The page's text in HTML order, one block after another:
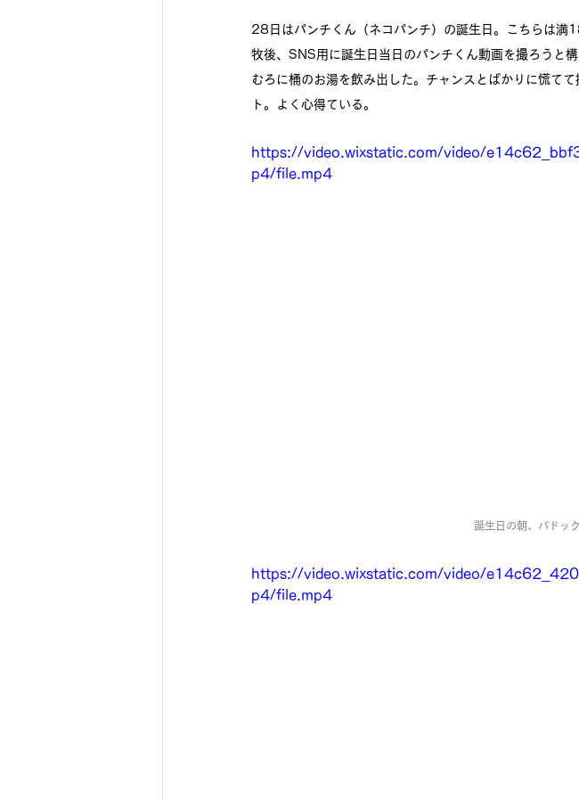
28日はパンチくん（ネコパンチ）の誕生日。こちらは
牧後、SNS用に誕生日当日のパンチくん動画を撮ろうと
むろに桶のお湯を飲み出した。チャンスとばかりに慌て
ト。よく心得ている。
https://video.wixstatic.com/video/
p4/file.mp4
誕生日の朝、パドッ
https://video.wixstatic.com/video/
p4/file.mp4